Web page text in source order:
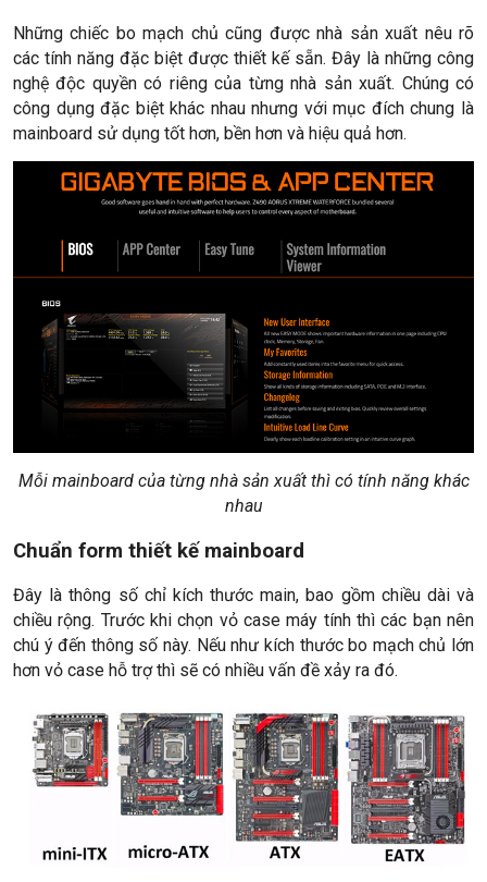
Những chiếc bo mạch chủ cũng được nhà sản xuất nêu rõ
các tính năng đặc biệt được thiết kế sẵn. Đây là những công
nghệ độc quyền có riêng của từng nhà sản xuất. Chúng có
công dụng đặc biệt khác nhau nhưng với mục đích chung là
mainboard sử dụng tốt hơn, bền hơn và hiệu quả hơn.
Mỗi mainboard của từng nhà sản xuất thì có tính năng khác
nhau
Chuẩn form thiết kế mainboard
Đây là thông số chỉ kích thước main, bao gồm chiều dài và
chiều rộng. Trước khi chọn vỏ case máy tính thì các bạn nên
chú ý đến thông số này. Nếu như kích thước bo mạch chủ lớn
hơn vỏ case hỗ trợ thì sẽ có nhiều vấn đề xảy ra đó.